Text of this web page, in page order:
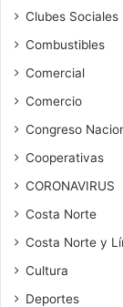
Clubes Sociales
Combustibles
Comercial
Comercio
Congreso
Cooperativas
CORONAVIRUS
Costa Norte
Costa Norte y
Cultura
Deportes